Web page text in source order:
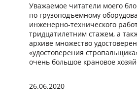
Уважаемое читатели моего
по грузоподъемному
инженерно-технического
тридцатилетним стажем, а
архиве множество
«удостоверения
очень большое крановое
26.06.2020